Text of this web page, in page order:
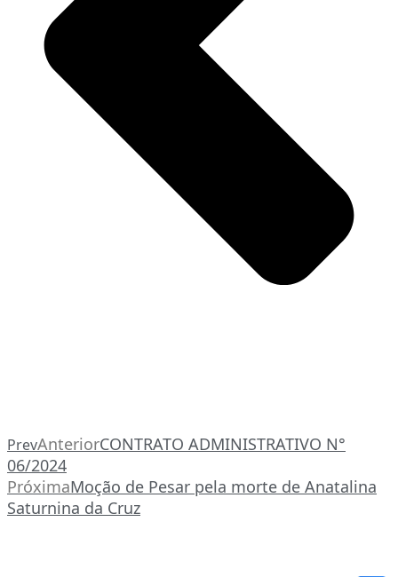
PrevAnteriorCONTRATO ADMINISTRATIVO N°
06/2024
PróximaMoção de Pesar pela morte de Anatalina
Saturnina da Cruz